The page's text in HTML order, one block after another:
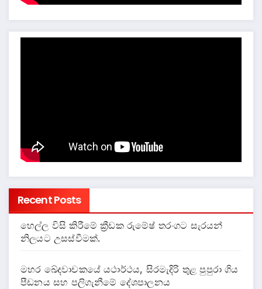
Recent Posts
හෙල්ල විසි කිරීමේ ක්‍රීඩක රුමේෂ් තරංගට සැරයන්
නිලයට උසස්වීමක්.
මහර ඛේදවාචකයේ යථාර්ථය, සිරමැදිරි තුළ පුපුරා ගිය
පීඩනය සහ පලිගැනීමේ දේශපාලනය